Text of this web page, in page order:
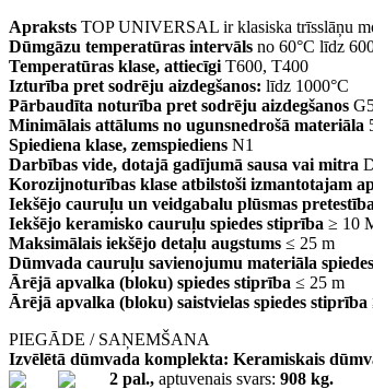
Apraksts TOP UNIVERSAL ir klasiska trīsslāņu
Dūmgāzu temperatūras intervāls no 60°C līdz
Temperatūras klase, attiecīgi T600, T400
Izturība pret sodrēju aizdegšanos: līdz 1000°C
Pārbaudīta noturība pret sodrēju aizdegšanos
Minimālais attālums no ugunsnedrošā materiāla
Spiediena klase, zemspiediens N1
Darbības vide, dotajā gadījumā sausa vai mitra
Korozijnoturības klase atbilstoši izmantotajam
Iekšējo cauruļu un veidgabalu plūsmas pretestība
Iekšējo keramisko cauruļu spiedes stiprība ≥ 10
Maksimālais iekšējo detaļu augstums ≤ 25 m
Dūmvada cauruļu savienojumu materiāla
Ārējā apvalka (bloku) spiedes stiprība ≤ 25 m
Ārējā apvalka (bloku) saistvielas spiedes stiprība
PIEGĀDE / SAŅEMŠANA
Izvēlētā dūmvada komplekta: Keramiskais
2 pal., aptuvenais svars: 908 kg.